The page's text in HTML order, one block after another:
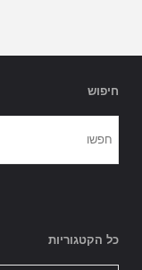
חיפוש
כל הקטגוריות